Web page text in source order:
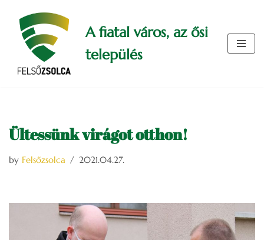
Skip
content
A fiatal város, az ősi
település
Ültessünk virágot otthon!
by Felsőzsolca 2021.04.27.